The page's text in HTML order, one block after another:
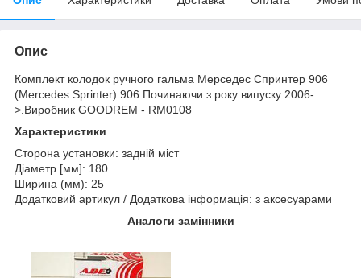
Опис
Комплект колодок ручного гальма Мерседес Спринтер 906
(Mercedes Sprinter) 906.Починаючи з року випуску 2006-
>.Виробник GOODREM - RM0108
Характеристики
Сторона установки: задній міст
Діаметр [мм]: 180
Ширина (мм): 25
Додатковий артикул / Додаткова інформація: з аксесуарами
Аналоги замінники